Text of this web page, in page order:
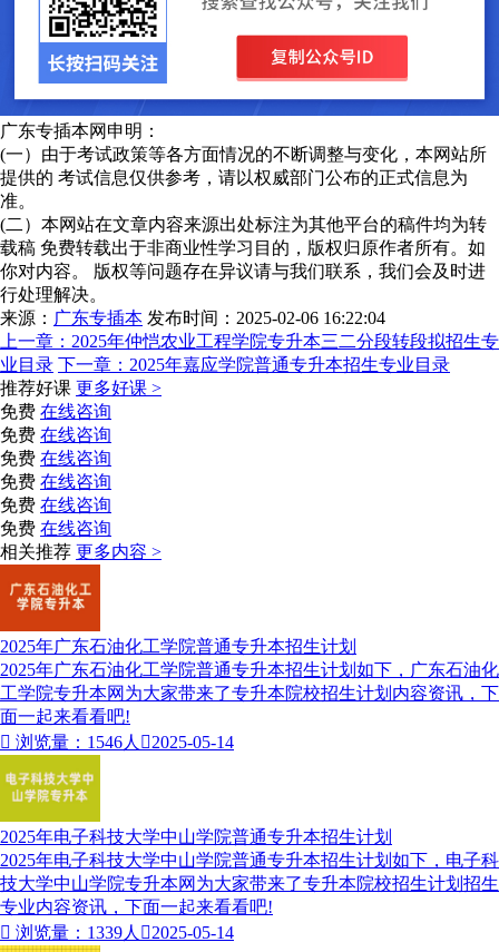
广东专插本网申明：
(一）由于考试政策等各方面情况的不断调整与变化，本网站所
提供的 考试信息仅供参考，请以权威部门公布的正式信息为
准。
(二）本网站在文章内容来源出处标注为其他平台的稿件均为转
载稿 免费转载出于非商业性学习目的，版权归原作者所有。如
你对内容。 版权等问题存在异议请与我们联系，我们会及时进
行处理解决。
来源： 广东专插本 发布时间：2025-02-06 16:22:04
上一章： 2025年仲恺农业工程学院专升本三二分段转段拟招生专
业目录 下一章： 2025年嘉应学院普通专升本招生专业目录
推荐好课 更多好课 >
免费 在线咨询
免费 在线咨询
免费 在线咨询
免费 在线咨询
免费 在线咨询
免费 在线咨询
相关推荐 更多内容 >
2025年广东石油化工学院普通专升本招生计划
2025年广东石油化工学院普通专升本招生计划如下，广东石油化
工学院专升本网为大家带来了专升本院校招生计划内容资讯，下
面一起来看看吧!
 浏览量：1546人 2025-05-14
2025年电子科技大学中山学院普通专升本招生计划
2025年电子科技大学中山学院普通专升本招生计划如下，电子科
技大学中山学院专升本网为大家带来了专升本院校招生计划招生
专业内容资讯，下面一起来看看吧!
 浏览量：1339人 2025-05-14